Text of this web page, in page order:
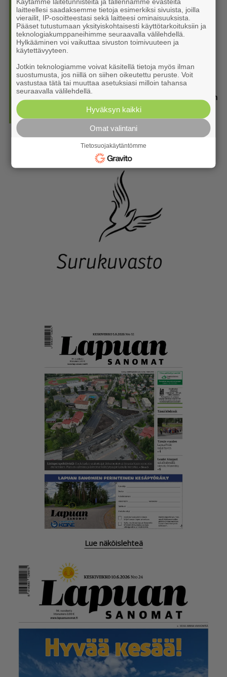
8. Joissain Sedun opinnoissa on vielä vapaita aloitus­
paikkoja, lukuvuosi alkaa ensi viikolla
5.8. 12:35
9. Ponnistuksen synkkä tappioputki miesten Vitosessa sai
jatkoa
5.8. 11:30
10. Koulukadun työmaa loppusuoralla: tiet valmiita koulujen
alkuun mennessä
5.8. 08:00
Lue näköislehteä
laitteellesi saadaksemme tietoja esimerkiksi sivuista, joilla
vierailit, IP-osoitteestasi sekä laitteesi ominaisuuksista.
Pääset tutustumaan yksityiskohtaisesti käyttötarkoituksiin ja
teknologiakumppaneihimme seuraavalla välilehdellä.
Hylkääminen voi vaikuttaa sivuston toimivuuteen ja
käytettävyyteen.
Jotkin teknologiamme voivat käsitellä tietoja myös ilman
suostumusta, jos niillä on siihen oikeutettu peruste. Voit
vastustaa tätä tai muuttaa asetuksiasi milloin tahansa
seuraavalla välilehdellä.
Hyväksyn kaikki
Omat valintani
Tietosuojakäytäntömme